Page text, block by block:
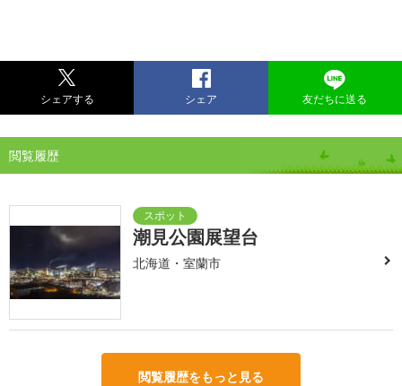
シェアする シェア 友だちに送る
閲覧履歴
潮見公園展望台
北海道・室蘭市
閲覧履歴をもっと見る